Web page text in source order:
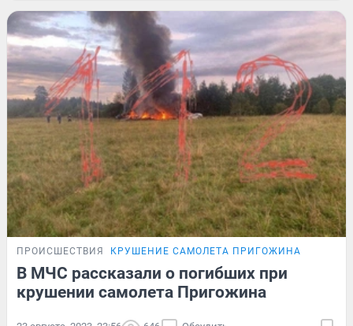
ПРОИСШЕСТВИЯ КРУШЕНИЕ САМОЛЕТА ПРИГОЖИНА
В МЧС рассказали о погибших при
крушении самолета Пригожина